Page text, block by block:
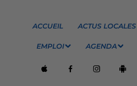
ACCUEIL ACTUS LOCALES
EMPLOI AGENDA